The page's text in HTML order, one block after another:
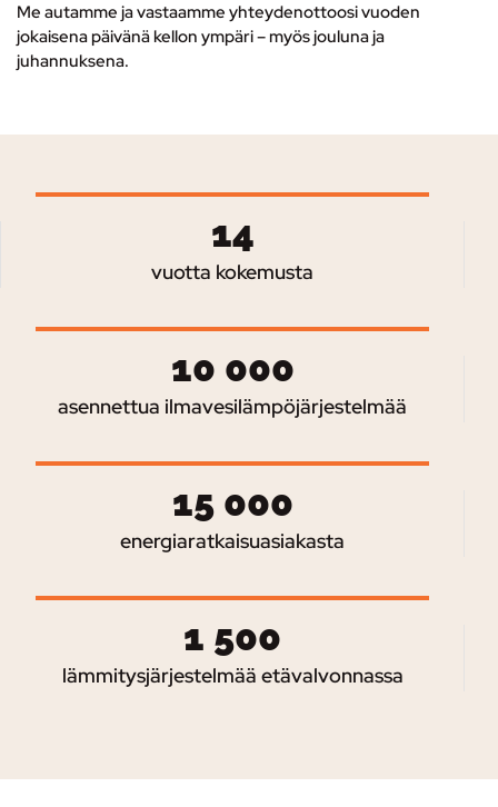
Me autamme ja vastaamme yhteydenottoosi vuoden
jokaisena päivänä kellon ympäri – myös jouluna ja
juhannuksena.
14
vuotta kokemusta
10 000
asennettua ilmavesilämpöjärjestelmää
15 000
energiaratkaisuasiakasta
1 500
lämmitysjärjestelmää etävalvonnassa